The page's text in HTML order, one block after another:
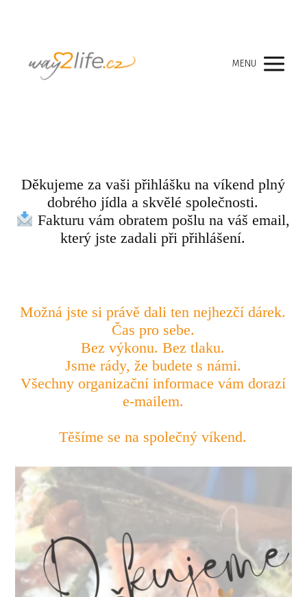
MENU
Děkujeme za vaši přihlášku na víkend plný
dobrého jídla a skvělé společnosti.
Fakturu vám obratem pošlu na váš email,
který jste zadali při přihlášení.
Možná jste si právě dali ten nejhezčí dárek.
Čas pro sebe.
Bez výkonu. Bez tlaku.
Jsme rády, že budete s námi.
Všechny organizační informace vám dorazí
e-mailem.
Těšíme se na společný víkend.